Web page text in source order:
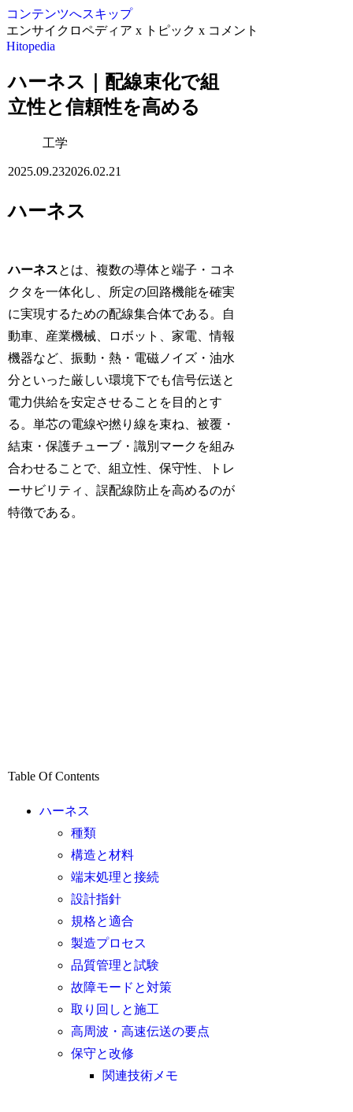
コンテンツへスキップ
エンサイクロペディア x トピック x コメント
Hitopedia
ハーネス｜配線束化で組
立性と信頼性を高める
工学
2025.09.232026.02.21
ハーネス
ハーネスとは、複数の導体と端子・コネ
クタを一体化し、所定の回路機能を確実
に実現するための配線集合体である。自
動車、産業機械、ロボット、家電、情報
機器など、振動・熱・電磁ノイズ・油水
分といった厳しい環境下でも信号伝送と
電力供給を安定させることを目的とす
る。単芯の電線や撚り線を束ね、被覆・
結束・保護チューブ・識別マークを組み
合わせることで、組立性、保守性、トレ
ーサビリティ、誤配線防止を高めるのが
特徴である。
Table Of Contents
ハーネス
種類
構造と材料
端末処理と接続
設計指針
規格と適合
製造プロセス
品質管理と試験
故障モードと対策
取り回しと施工
高周波・高速伝送の要点
保守と改修
関連技術メモ